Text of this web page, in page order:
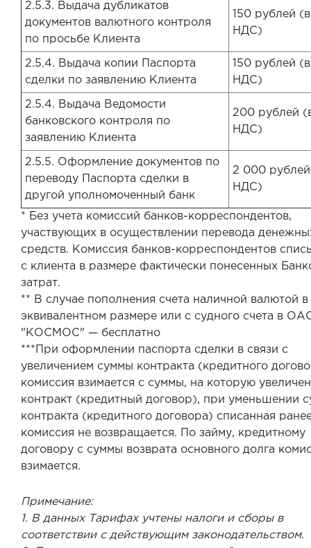
2.5.3. Выдача дубликатов
документов валютного контроля
по просьбе Клиента
150 рублей
НДС)
2.5.4. Выдача копии Паспорта
сделки по заявлению Клиента
150 рублей
НДС)
2.5.4. Выдача Ведомости
банковского контроля по
заявлению Клиента
200 рублей
НДС)
2.5.5. Оформление документов по
переводу Паспорта сделки в
другой уполномоченный банк
2 000
НДС)
* Без учета комиссий банков-корреспондентов,
участвующих в осуществлении перевода
средств. Комиссия банков-корреспондентов
с клиента в размере фактически понесенных
затрат.
** В случае пополнения счета наличной валютой в
эквивалентном размере или с судного счета в
"КОСМОС" — бесплатно
***При оформлении паспорта сделки в связи с
увеличением суммы контракта (кредитного
комиссия взимается с суммы, на которую увеличен
контракт (кредитный договор), при уменьшении
контракта (кредитного договора) списанная
комиссия не возвращается. По займу, кредитному
договору с суммы возврата основного долга
взимается.
Примечание:
1. В данных Тарифах учтены налоги и сборы в
соответствии с действующим законодательством.